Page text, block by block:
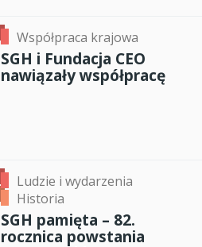
Współpraca krajowa
SGH i Fundacja CEO
nawiązały współpracę
Ludzie i wydarzenia
Historia
SGH pamięta – 82.
rocznica powstania